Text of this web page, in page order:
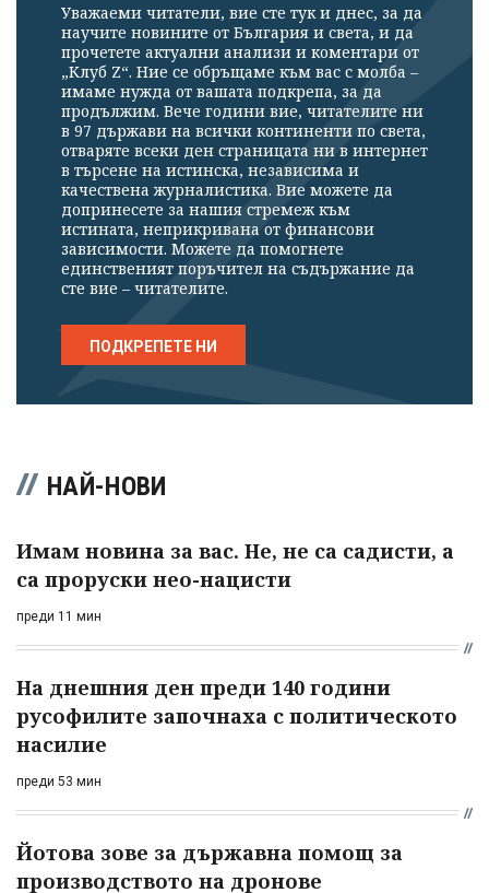
Уважаеми читатели, вие сте тук и днес, за да
научите новините от България и света, и да
прочетете актуални анализи и коментари от
„Клуб Z“. Ние се обръщаме към вас с молба –
имаме нужда от вашата подкрепа, за да
продължим. Вече години вие, читателите ни
в 97 държави на всички континенти по света,
отваряте всеки ден страницата ни в интернет
в търсене на истинска, независима и
качествена журналистика. Вие можете да
допринесете за нашия стремеж към
истината, неприкривана от финансови
зависимости. Можете да помогнете
единственият поръчител на съдържание да
сте вие – читателите.
ПОДКРЕПЕТЕ НИ
НАЙ-НОВИ
Имам новина за вас. Не, не са садисти, а
са проруски нео-нацисти
преди 11 мин
На днешния ден преди 140 години
русофилите започнаха с политическото
насилие
преди 53 мин
Йотова зове за държавна помощ за
производството на дронове